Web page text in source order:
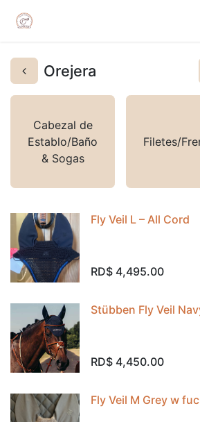
Orejera
Cabezal de
Establo/Baño
& Sogas
Filetes/
Fly Veil L – All Cord
RD$ 4,495.00
Stübben Fly Veil
RD$ 4,450.00
Fly Veil M Grey w